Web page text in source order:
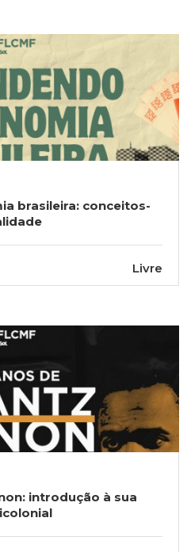
brasileira: conceitos-
Livre
introdução à sua